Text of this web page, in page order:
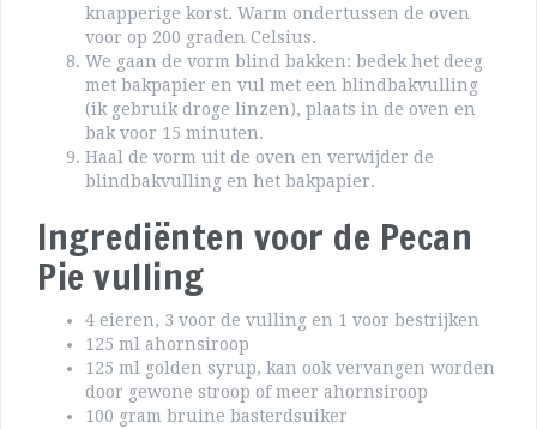
knapperige korst. Warm ondertussen de oven
voor op 200 graden Celsius.
We gaan de vorm blind bakken: bedek het deeg
met bakpapier en vul met een blindbakvulling
(ik gebruik droge linzen), plaats in de oven en
bak voor 15 minuten.
Haal de vorm uit de oven en verwijder de
blindbakvulling en het bakpapier.
Ingrediënten voor de Pecan
Pie vulling
4 eieren, 3 voor de vulling en 1 voor bestrijken
125 ml ahornsiroop
125 ml golden syrup, kan ook vervangen worden
door gewone stroop of meer ahornsiroop
100 gram bruine basterdsuiker